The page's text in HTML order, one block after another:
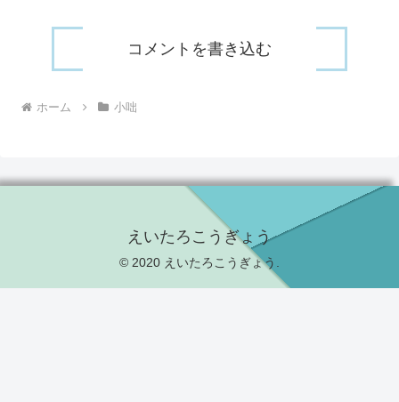
コメントを書き込む
ホーム 小咄
えいたろこうぎょう
© 2020 えいたろこうぎょう.